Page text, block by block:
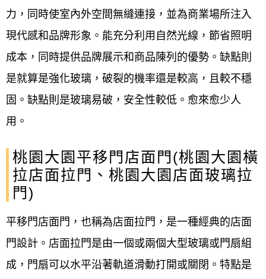
力，同時使室內外空間無縫連接，並為商業場所注入
現代感和品牌形象。能充分利用自然光線，節省照明
成本，同時提供品牌展示和商品陳列的優勢。缺點則
是就算是強化玻璃，破裂的機率還是較高，且較不穩
固。缺點則是玻璃易破，安全性較低。愈來愈少人
用。
桃園大園平移門店面門(桃園大園橫
拉店面拉門、桃園大園店面玻璃拉
門)
平移門店面門，也稱為店面拉門，是一種經典的店面
門設計。店面拉門是由一個或兩個大型玻璃或門扇組
成，門扇可以水平沿著軌道滑動打開或關閉。特點是